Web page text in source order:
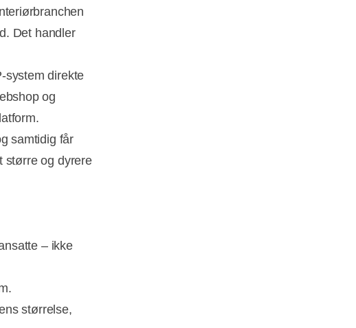
Det handler
system direkte
og
samtidig får
større og dyrere
– ikke
størrelse,